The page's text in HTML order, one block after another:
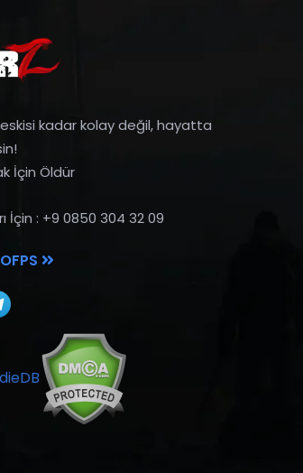
kadar kolay değil, hayatta
İçin Öldür
İçin : +9 0850 304 32 09